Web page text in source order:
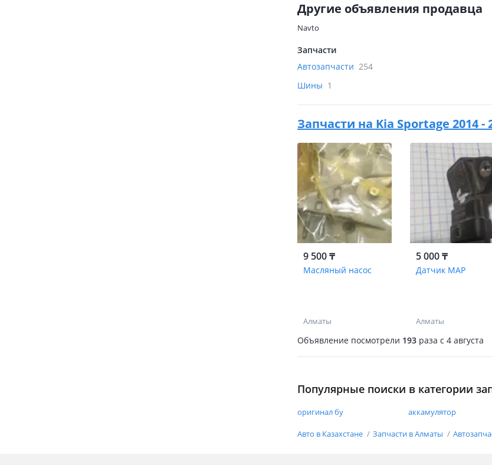
Другие объявления продавца
Navto
Запчасти
Автозапчасти 254
Шины 1
Запчасти на Kia Sportage 2014 -
9 500 ₸
Масляный насос
Алматы
5 000 ₸
Датчик МАР
Алматы
Объявление посмотрели 193 раза c 4 августа
Популярные поиски в категории
оригинал бу аккамулятор
Авто в Казахстане Запчасти в Алматы